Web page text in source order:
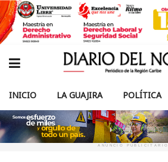
INICIO LA GUAJIRA POLÍTICA
ANUNCIO PUBLICITARIO